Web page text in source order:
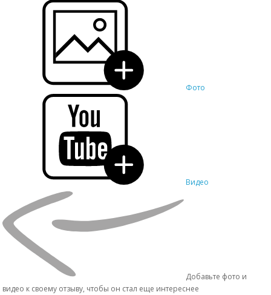
Фото
Видео
Добавьте фото и
видео к своему отзыву, чтобы он стал еще интереснее